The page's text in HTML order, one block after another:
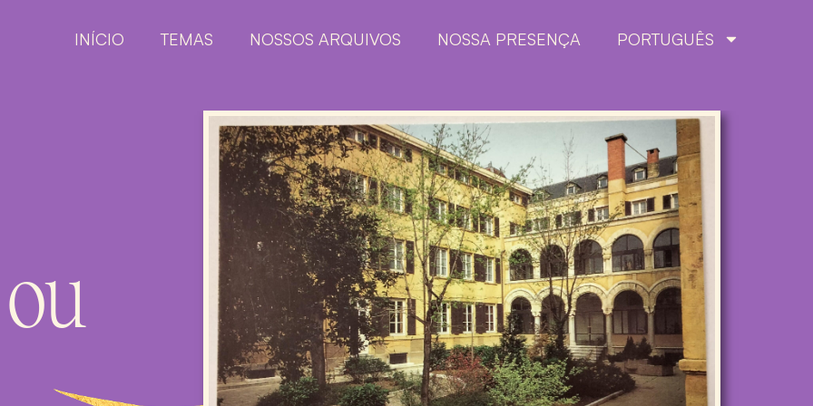
INÍCIO TEMAS NOSSOS ARQUIVOS NOSSA PRESENÇA PORTUGUÊS